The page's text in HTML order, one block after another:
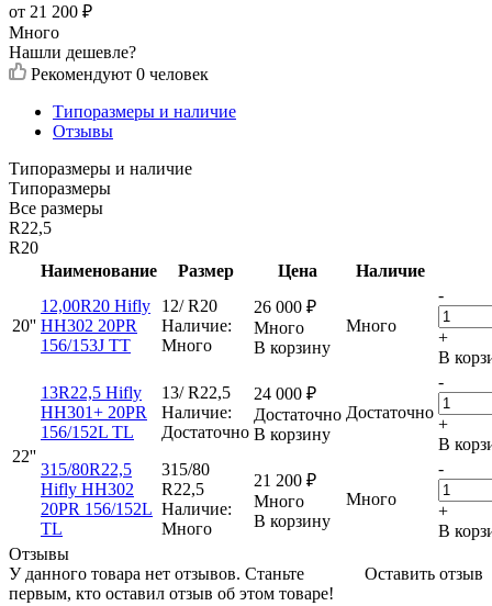
от 21 200 ₽
Много
Нашли дешевле?
Рекомендуют 0 человек
Типоразмеры и наличие
Отзывы
Типоразмеры и наличие
Типоразмеры
Все размеры
R22,5
R20
Наименование
Размер Цена Наличие
20''
12,00R20 Hifly
HH302 20PR
156/153J TT
12/ R20
Наличие:
Много
26 000 ₽
Много
В корзину
Много
-
+
В
22''
13R22,5 Hifly
HH301+ 20PR
156/152L TL
13/ R22,5
Наличие:
Достаточно
24 000 ₽
Достаточно
В корзину
Достаточно
-
+
В
315/80R22,5
Hifly HH302
20PR 156/152L
TL
315/80
R22,5
Наличие:
Много
21 200 ₽
Много
В корзину
Много
-
+
В
Отзывы
Оставить отзыв
У данного товара нет отзывов. Станьте
первым, кто оставил отзыв об этом товаре!